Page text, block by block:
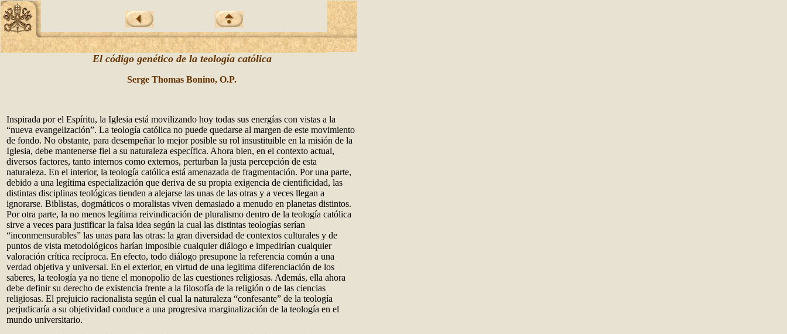
El código genético de la teología católica
Serge Thomas Bonino, O.P.
Inspirada por el Espíritu, la Iglesia está movilizando hoy todas sus energías con vistas a la
“nueva evangelización”. La teología católica no puede quedarse al margen de este movimiento
de fondo. No obstante, para desempeñar lo mejor posible su rol insustituible en la misión de la
Iglesia, debe mantenerse fiel a su naturaleza específica. Ahora bien, en el contexto actual,
diversos factores, tanto internos como externos, perturban la justa percepción de esta
naturaleza. En el interior, la teología católica está amenazada de fragmentación. Por una parte,
debido a una legítima especialización que deriva de su propia exigencia de cientificidad, las
distintas disciplinas teológicas tienden a alejarse las unas de las otras y a veces llegan a
ignorarse. Biblistas, dogmáticos o moralistas viven demasiado a menudo en planetas distintos.
Por otra parte, la no menos legítima reivindicación de pluralismo dentro de la teología católica
sirve a veces para justificar la falsa idea según la cual las distintas teologías serían
“inconmensurables” las unas para las otras: la gran diversidad de contextos culturales y de
puntos de vista metodológicos harían imposible cualquier diálogo e impedirían cualquier
valoración crítica recíproca. En efecto, todo diálogo presupone la referencia común a una
verdad objetiva y universal. En el exterior, en virtud de una legitima diferenciación de los
saberes, la teología ya no tiene el monopolio de las cuestiones religiosas. Además, ella ahora
debe definir su derecho de existencia frente a la filosofía de la religión o de las ciencias
religiosas. El prejuicio racionalista según el cual la naturaleza “confesante” de la teología
perjudicaría a su objetividad conduce a una progresiva marginalización de la teología en el
mundo universitario.